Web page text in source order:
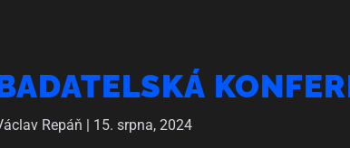
Repáň 15. srpna, 2024